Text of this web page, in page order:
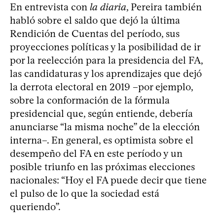
En entrevista con la diaria, Pereira también
habló sobre el saldo que dejó la última
Rendición de Cuentas del período, sus
proyecciones políticas y la posibilidad de ir
por la reelección para la presidencia del FA,
las candidaturas y los aprendizajes que dejó
la derrota electoral en 2019 –por ejemplo,
sobre la conformación de la fórmula
presidencial que, según entiende, debería
anunciarse “la misma noche” de la elección
interna–. En general, es optimista sobre el
desempeño del FA en este período y un
posible triunfo en las próximas elecciones
nacionales: “Hoy el FA puede decir que tiene
el pulso de lo que la sociedad está
queriendo”.